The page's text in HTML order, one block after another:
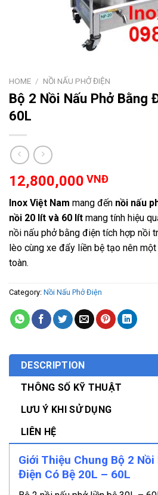
HOME / NỒI NẤU PHỞ ĐIỆN
Bộ 2 Nồi Nấu Phở Bằng
60L
12,800,000 VNĐ
Inox Việt Nam mang đến nồi nấu
nồi 20 lít và 60 lít mang tính hiệu
nồi nấu phở bằng điện tích hợp nồi
lèo cùng xe đẩy liền bệ tạo nên
toàn.
Category: Nồi Nấu Phở Điện
DESCRIPTION
THÔNG SỐ KỸ THUẬT
LƯU Ý KHI SỬ DỤNG
LIÊN HỆ
Giới Thiệu Chung Bộ 2 Nồi
Điện Có Bệ 20L – 60L